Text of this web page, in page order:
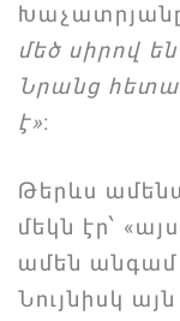
Խաչատրյանը
մեծ սիրով
Նրանց
է»։
Թերևս
մեկն էր՝
ամեն անգամ
Նույնիսկ